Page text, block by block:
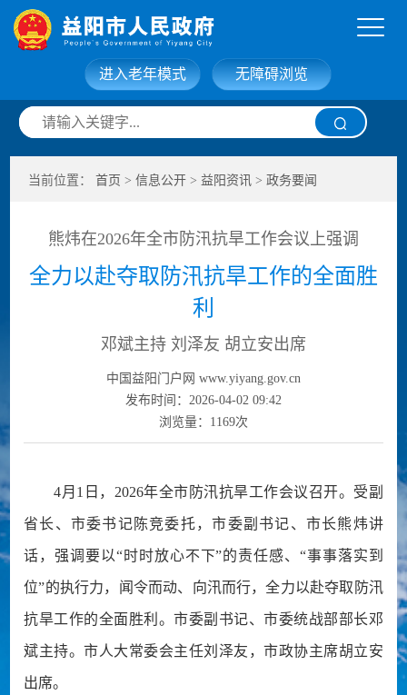
网站首页 走进益阳
信息公开 政务服务
无障碍浏览
进入老年模式
当前位置：首页 >信息公开 > 益阳资讯 >政务要闻
熊炜在2026年全市防汛抗旱工作会议上强调
全力以赴夺取防汛抗旱工作的全面胜
利
邓斌主持 刘泽友 胡立安出席
中国益阳门户网 www.yiyang.gov.cn
发布时间：2026-04-02 09:42
浏览量： 1169次
4月1日，2026年全市防汛抗旱工作会议召开。受副
省长、市委书记陈竞委托，市委副书记、市长熊炜讲
话，强调要以“时时放心不下”的责任感、“事事落实到
位”的执行力，闻令而动、向汛而行，全力以赴夺取防汛
抗旱工作的全面胜利。市委副书记、市委统战部部长邓
斌主持。市人大常委会主任刘泽友，市政协主席胡立安
出席。